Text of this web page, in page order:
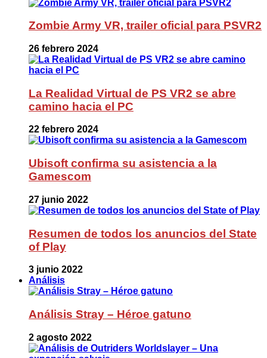
Zombie Army VR, trailer oficial para PSVR2
26 febrero 2024
La Realidad Virtual de PS VR2 se abre
camino hacia el PC
22 febrero 2024
Ubisoft confirma su asistencia a la
Gamescom
27 junio 2022
Resumen de todos los anuncios del State
of Play
3 junio 2022
Análisis
Análisis Stray – Héroe gatuno
2 agosto 2022